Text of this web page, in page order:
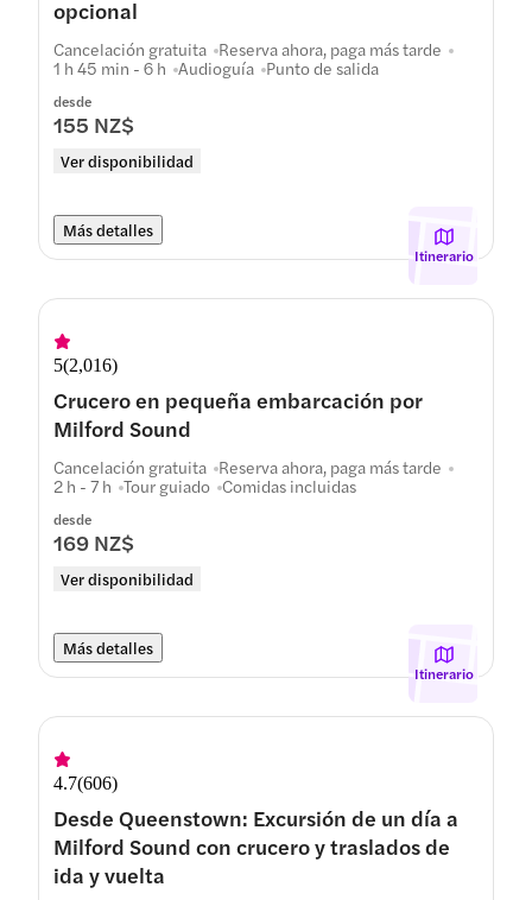
opcional
desde
155 NZ$
Ver disponibilidad
Cancelación gratuita Reserva ahora, paga más tarde
1 h 45 min - 6 h Audioguía Punto de salida
Más detalles
Itinerario
5(2,016)
Crucero en pequeña embarcación por
Milford Sound
desde
169 NZ$
Ver disponibilidad
Cancelación gratuita Reserva ahora, paga más tarde
2 h - 7 h Tour guiado Comidas incluidas
Más detalles
Itinerario
4.7(606)
Desde Queenstown: Excursión de un día a
Milford Sound con crucero y traslados de
ida y vuelta